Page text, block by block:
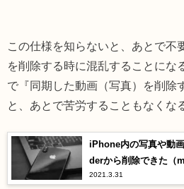
この仕様を知らないと、あとで不
を削除する時に混乱することにな
で『同期した動画（写真）を削除
と、あとで苦労することもなくな
iPhone内の写真や動
derから削除できた（
2021.3.31